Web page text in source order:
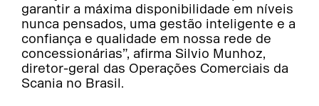
garantir a máxima disponibilidade em níveis
nunca pensados, uma gestão inteligente e a
confiança e qualidade em nossa rede de
concessionárias”, afirma Silvio Munhoz,
diretor-geral das Operações Comerciais da
Scania no Brasil.